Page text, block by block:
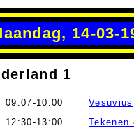
14-03-
1
09:07-10:00 Vesuvius
12:30-13:00
Tekenen